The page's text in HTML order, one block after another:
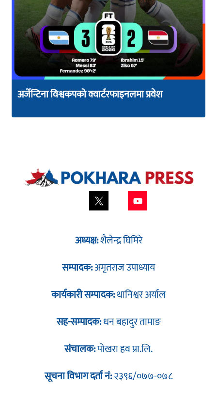
अर्जेन्टिना विश्वकपको क्वार्टरफाइनलमा प्रवेश
अध्यक्ष:शैलेन्द्र घिमिरे
सम्पादक:अमृतराज उपाध्याय
कार्यकारी सम्पादक:थानिश्वर अर्याल
सह-सम्पादक:धन बहादुर तामाङ
संचालक:पोखरा हव प्रा.लि.
सूचना विभाग दर्ता नं:२३९६/०७७-०७८